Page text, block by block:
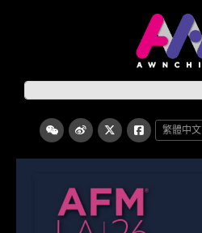
繁體中文